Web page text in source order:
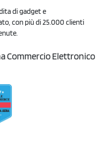
di gadget e
con più di 25.000 clienti